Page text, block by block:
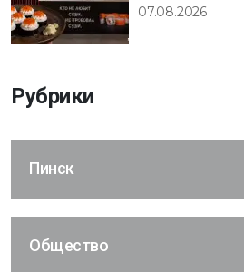
07.08.2026
Рубрики
Пинск
Общество